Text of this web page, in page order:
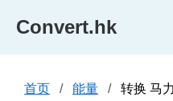
Convert.hk
首页 能量
转换 马